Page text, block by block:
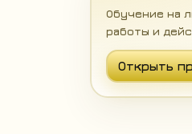
Обучение на
работы и
Открыть